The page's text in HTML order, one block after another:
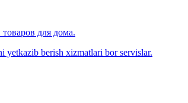
для дома.
berish xizmatlari bor servislar.